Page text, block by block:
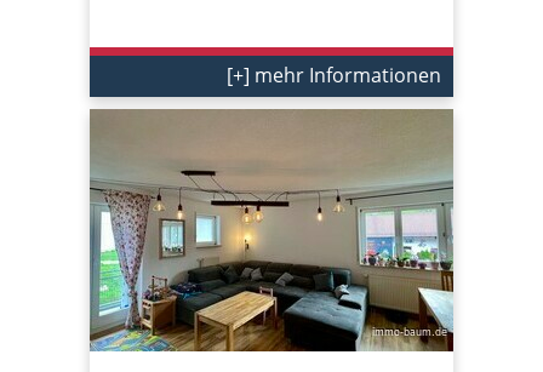
[+] mehr Informationen